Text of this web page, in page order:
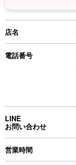
店名
電話番号
LINE
お問い合わせ
営業時間